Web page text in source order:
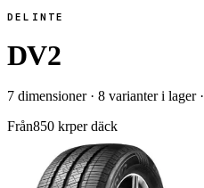
DELINTE
DV2
7 dimensioner· 8 varianter i lager·
Från850 krper däck